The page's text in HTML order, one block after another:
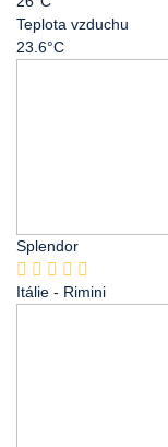
Teplota vzduchu
23.6°C
Splendor
Itálie - Rimini